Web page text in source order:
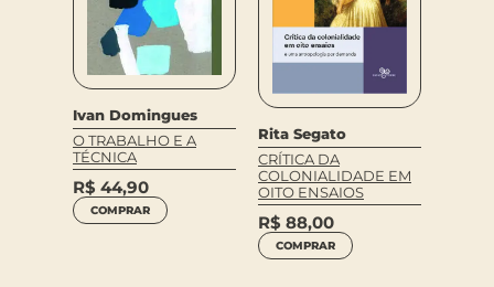
Ivan Domingues
O TRABALHO E A
TÉCNICA
R$ 44,90
COMPRAR
Rita Segato
CRÍTICA DA
COLONIALIDADE EM
OITO ENSAIOS
R$ 88,00
COMPRAR